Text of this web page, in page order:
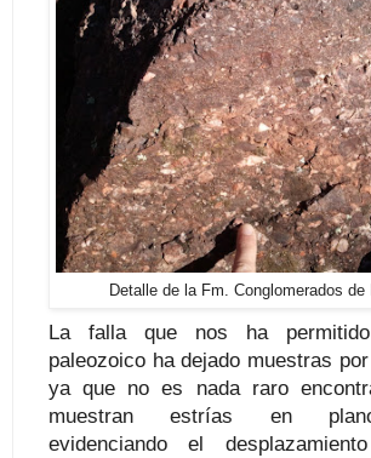
Detalle de la Fm. Conglomerados de
La falla que nos ha
paleozoico ha dejado muestras
ya que no es nada raro
muestran estrías en
evidenciando el